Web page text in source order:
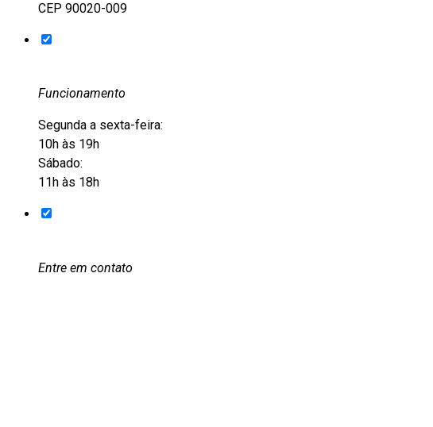
CEP 90020-009
Funcionamento
Segunda a sexta-feira:
10h às 19h
Sábado:
11h às 18h
Entre em contato